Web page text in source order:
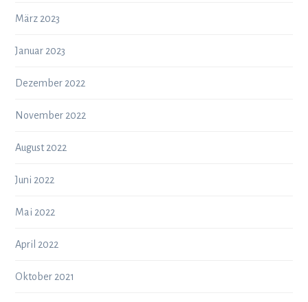
März 2023
Januar 2023
Dezember 2022
November 2022
August 2022
Juni 2022
Mai 2022
April 2022
Oktober 2021